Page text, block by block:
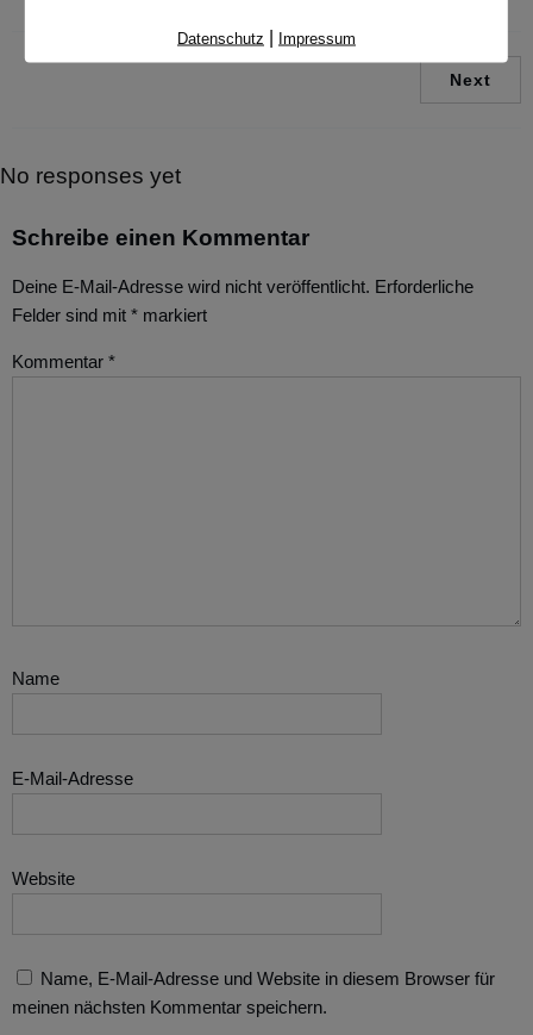
Next
No responses yet
Schreibe einen Kommentar
Deine E-Mail-Adresse wird nicht veröffentlicht. Erforderliche
Felder sind mit * markiert
Kommentar *
Name
E-Mail-Adresse
Website
Name, E-Mail-Adresse und Website in diesem Browser für
meinen nächsten Kommentar speichern.
Datenschutz | Impressum